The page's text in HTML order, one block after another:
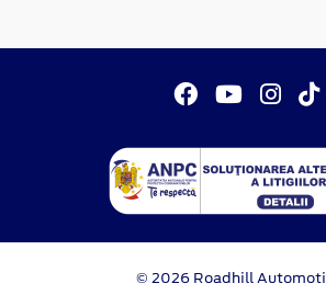
© 2026 Roadhill